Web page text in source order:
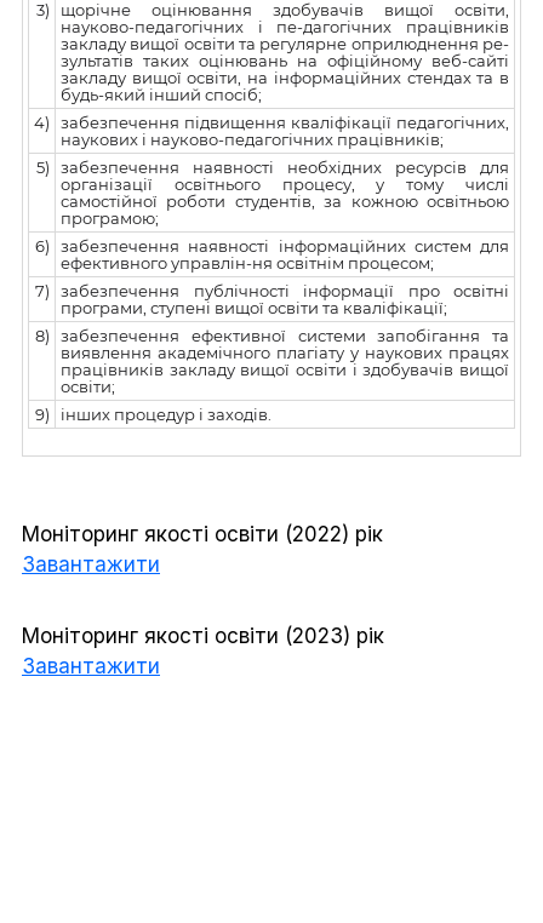
3)
щорічне оцінювання здобувачів вищої освіти,
науково-педагогічних і пе-дагогічних працівників
закладу вищої освіти та регулярне оприлюднення ре-
зультатів таких оцінювань на офіційному веб-сайті
закладу вищої освіти, на інформаційних стендах та в
будь-який інший спосіб;
4)
забезпечення підвищення кваліфікації педагогічних,
наукових і науково-педагогічних працівників;
5)
забезпечення наявності необхідних ресурсів для
організації освітнього процесу, у тому числі
самостійної роботи студентів, за кожною освітньою
програмою;
6)
забезпечення наявності інформаційних систем для
ефективного управлін-ня освітнім процесом;
7)
забезпечення публічності інформації про освітні
програми, ступені вищої освіти та кваліфікації;
8)
забезпечення ефективної системи запобігання та
виявлення академічного плагіату у наукових працях
працівників закладу вищої освіти і здобувачів вищої
освіти;
9)
інших процедур і заходів.
Моніторинг якості освіти (2022) рік
Завантажити
Моніторинг якості освіти (2023) рік
Завантажити